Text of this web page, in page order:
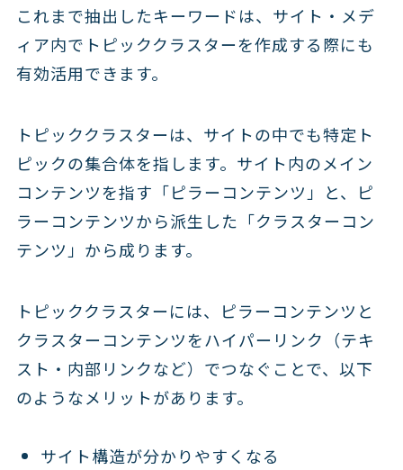
これまで抽出したキーワードは、サイト・メデ
ィア内でトピッククラスターを作成する際にも
有効活用できます。
トピッククラスターは、サイトの中でも特定ト
ピックの集合体を指します。サイト内のメイン
コンテンツを指す「ピラーコンテンツ」と、ピ
ラーコンテンツから派生した「クラスターコン
テンツ」から成ります。
トピッククラスターには、ピラーコンテンツと
クラスターコンテンツをハイパーリンク（テキ
スト・内部リンクなど）でつなぐことで、以下
のようなメリットがあります。
サイト構造が分かりやすくなる